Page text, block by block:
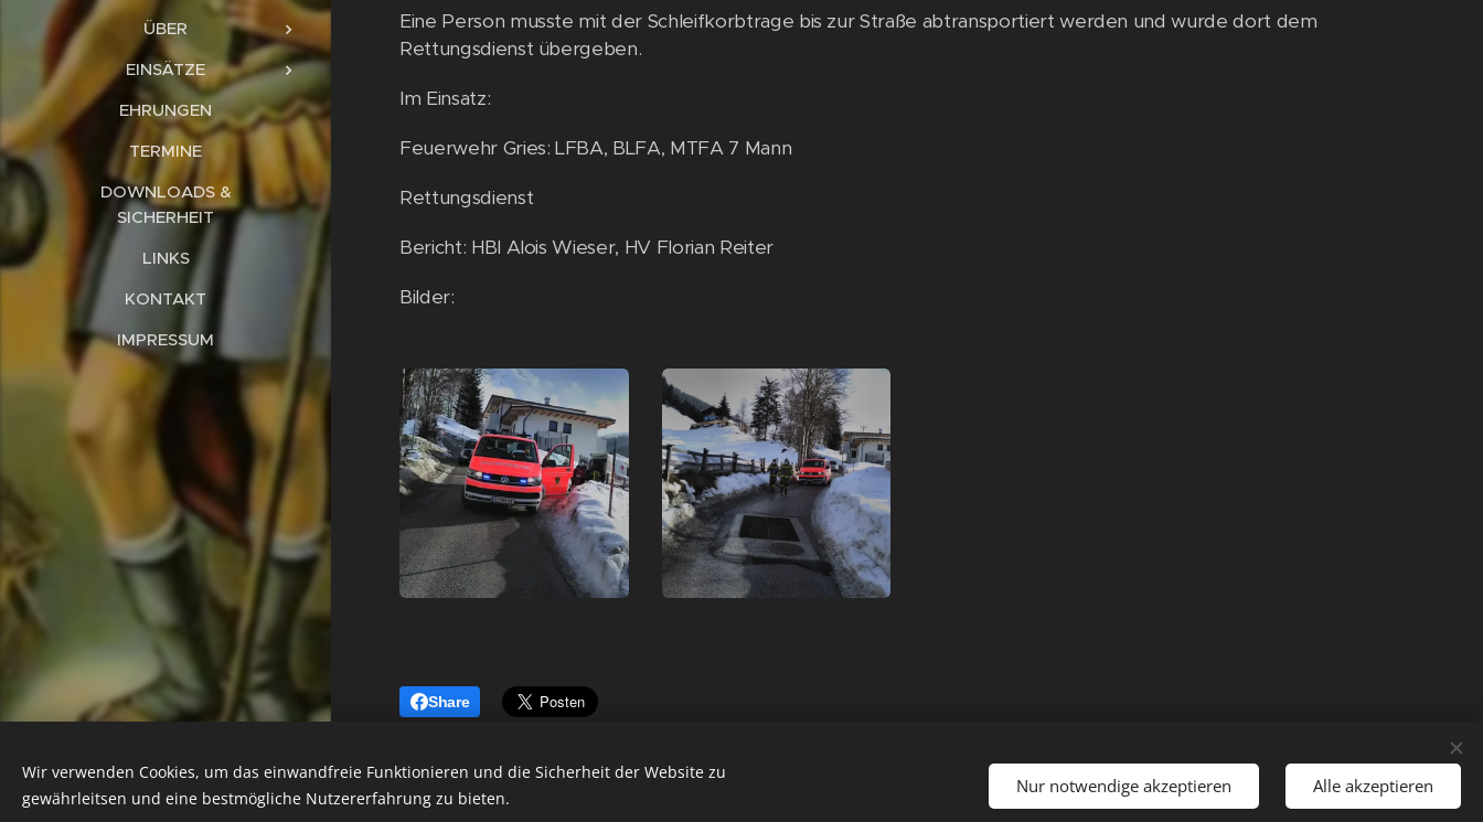
ÜBER
EINSÄTZE
EHRUNGEN
TERMINE
DOWNLOADS &
SICHERHEIT
LINKS
KONTAKT
IMPRESSUM
Eine Person musste mit der Schleifkorbtrage bis zur Straße abtransportiert werden und wurde dort dem
Rettungsdienst übergeben.
Im Einsatz:
Feuerwehr Gries: LFBA, BLFA, MTFA 7 Mann
Rettungsdienst
Bericht: HBI Alois Wieser, HV Florian Reiter
Bilder:
Share
Notruf 122
Wir verwenden Cookies, um das einwandfreie Funktionieren und die Sicherheit der Website zu
gewährleitsen und eine bestmögliche Nutzererfahrung zu bieten.
Nur notwendige akzeptieren Alle akzeptieren